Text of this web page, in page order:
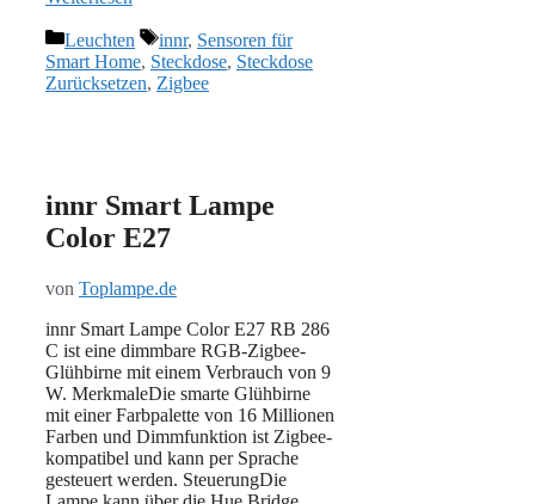
Kategorien
Leuchten Schlagwörter
innr, Sensoren für
Smart Home, Steckdose, Steckdose
Zurücksetzen, Zigbee
innr Smart Lampe
Color E27
von Toplampe.de
innr Smart Lampe Color E27 RB 286
C ist eine dimmbare RGB-Zigbee-
Glühbirne mit einem Verbrauch von 9
W. MerkmaleDie smarte Glühbirne
mit einer Farbpalette von 16 Millionen
Farben und Dimmfunktion ist Zigbee-
kompatibel und kann per Sprache
gesteuert werden. SteuerungDie